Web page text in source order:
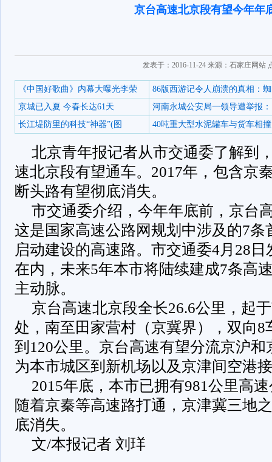
京台高速北京段有望今年年
发表于：2016-11-24 来源：石家庄网站
《中国好歌曲》内幕大曝光李荣
86版西游记令人崩溃的真相：蜘
京城已入夏 今春长达61天
河南永城公安局一领导遭举报：
长江堤防里的科技“神器”(图
40吨重大型水泥罐车与货车相撞
北京青年报记者从市交通委了解到
速北京段有望通车。2017年，包含京
断头路有望彻底消失。
市交通委介绍，今年年底前，京台
这是国家高速公路网规划中涉及的7条
启动建设的高速路。市交通委4月28
在内，未来5年本市将陆续建成7条高
主动脉。
京台高速北京段全长26.6公里，起
处，南至田家营村（京冀界），双向8
到120公里。京台高速有望分流京沪
为本市城区到新机场以及京津间空港
2015年底，本市已拥有981公里高
随着京秦等高速路打通，京津冀三地
底消失。
文/本报记者 刘珜